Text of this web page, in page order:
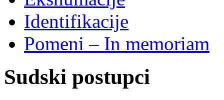
Identifikacije
Pomeni – In memoriam
Sudski postupci